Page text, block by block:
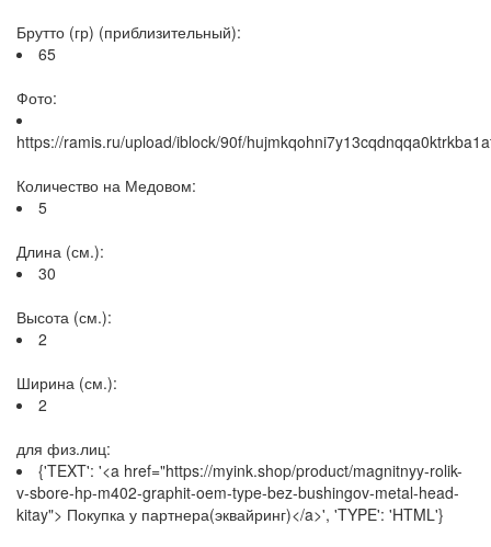
Брутто (гр) (приблизительный):
65
Фото:
https://ramis.ru/upload/iblock/90f/
Количество на Медовом:
5
Длина (см.):
30
Высота (см.):
2
Ширина (см.):
2
для физ.лиц:
{'TEXT': '<a href="https://myink.shop/product/magnitnyy-rolik-
v-sbore-hp-m402-graphit-oem-type-bez-bushingov-metal-head-
kitay"> Покупка у партнера(эквайринг)</a>', 'TYPE': 'HTML'}